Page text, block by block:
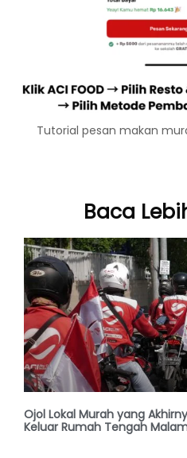
Tutorial pesan makan
Baca
Ojol Lokal Murah yang
Keluar Rumah Tengah